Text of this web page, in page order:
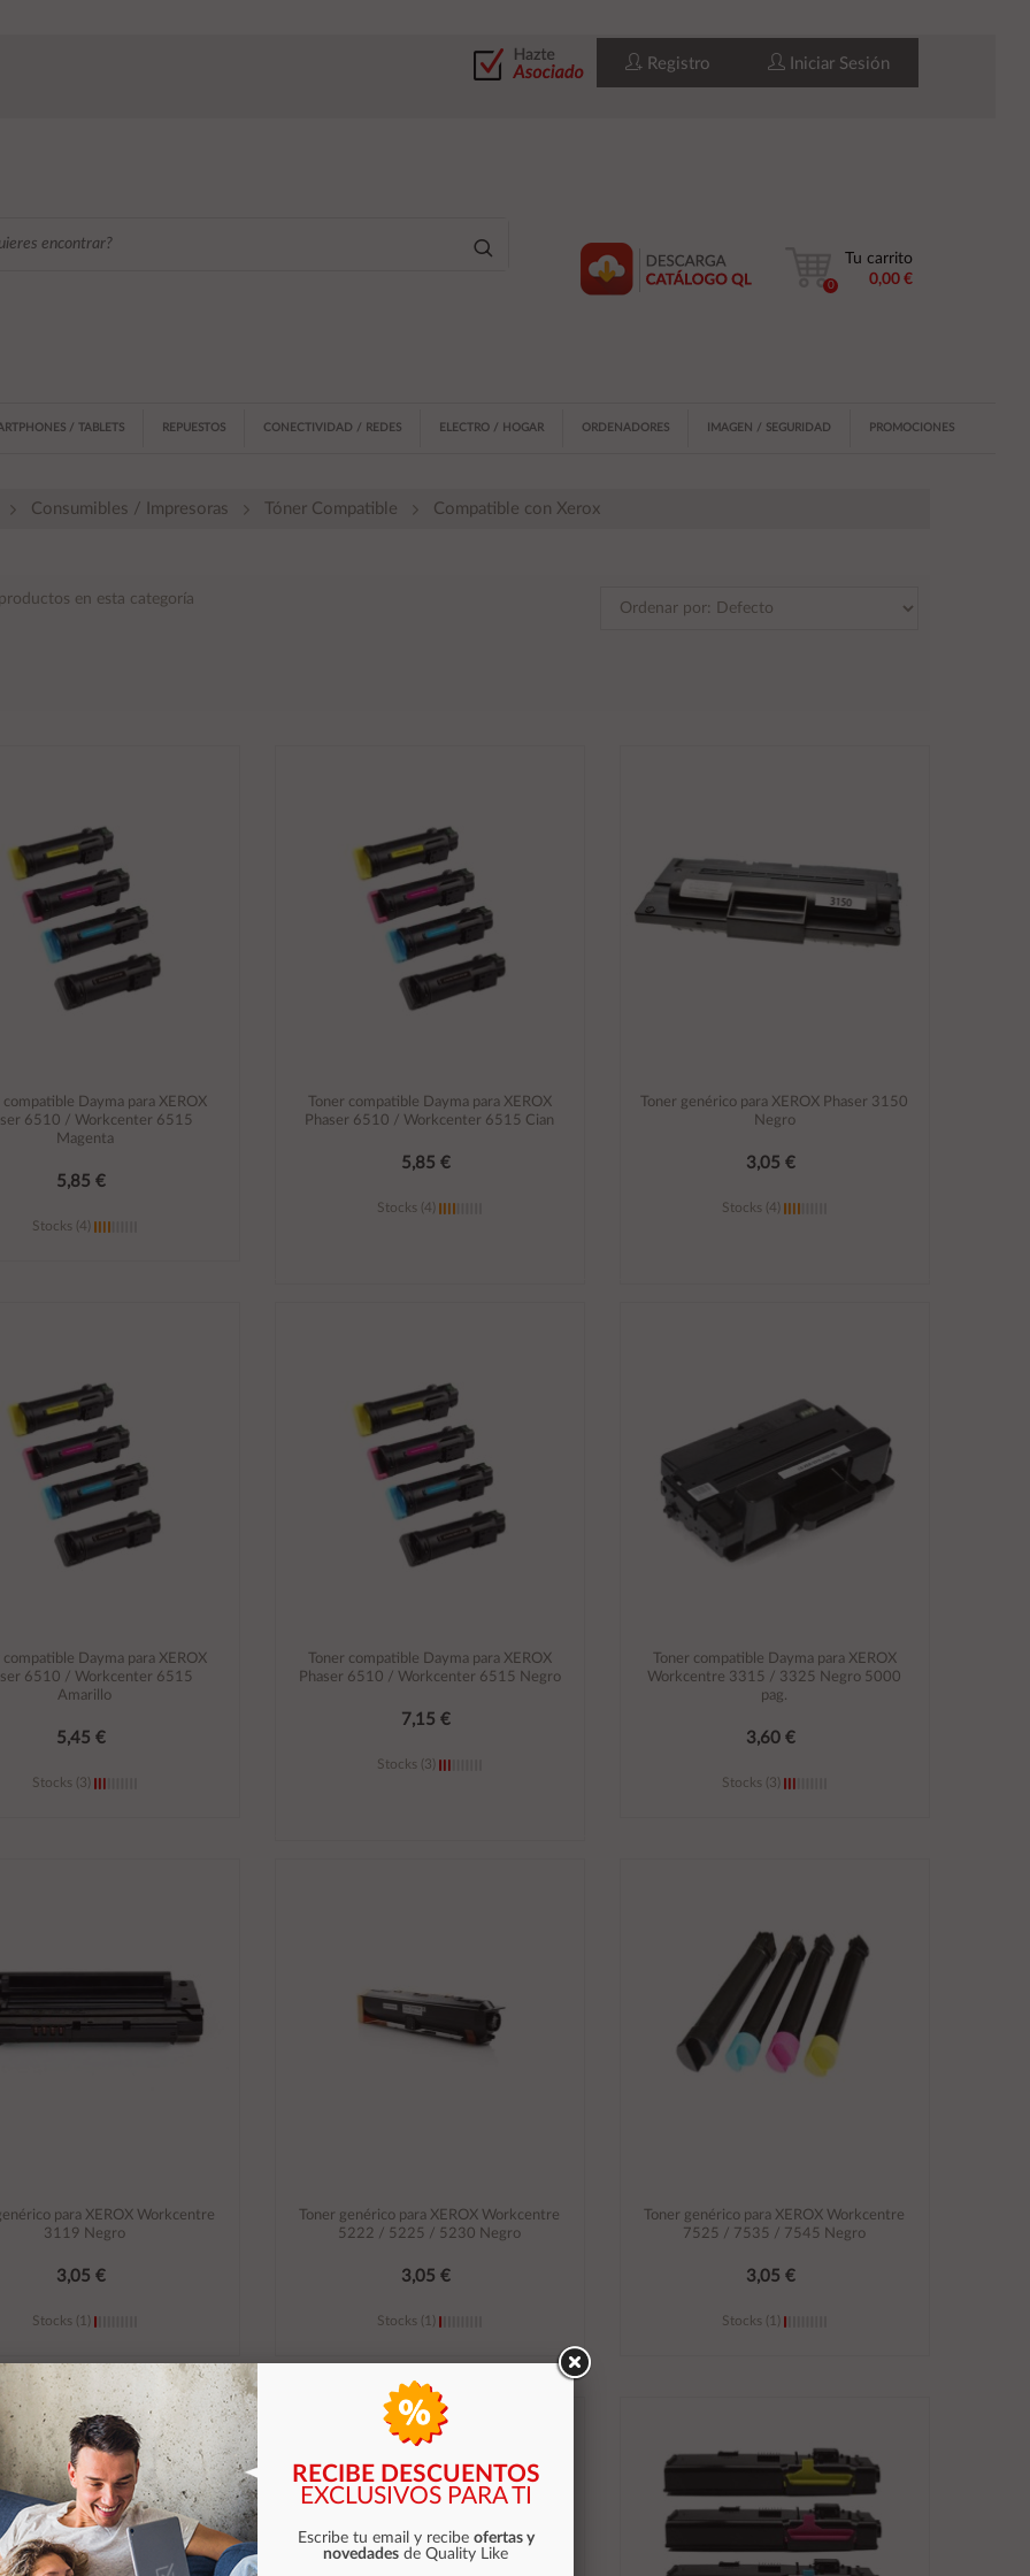
Registro Iniciar Sesión
Tu carrito
0,00 €
0
/ TABLETS REPUESTOS CONECTIVIDAD / REDES ELECTRO / HOGAR ORDENADORES IMAGEN / SEGURIDAD PROMOCIONES
Consumibles / Impresoras Tóner Compatible Compatible con Xerox
en esta categoría
compatible Dayma para XEROX
6510 / Workcenter 6515
Magenta
5,85 €
Stocks (4)
Toner compatible Dayma para XEROX
Phaser 6510 / Workcenter 6515 Cian
5,85 €
Stocks (4)
Toner genérico para XEROX Phaser 3150
Negro
3,05 €
Stocks (4)
compatible Dayma para XEROX
6510 / Workcenter 6515
Amarillo
5,45 €
Stocks (3)
Toner compatible Dayma para XEROX
Phaser 6510 / Workcenter 6515 Negro
7,15 €
Stocks (3)
Toner compatible Dayma para XEROX
Workcentre 3315 / 3325 Negro 5000
pag.
3,60 €
Stocks (3)
para XEROX Workcentre
3119 Negro
3,05 €
Stocks (1)
Añadir al carrito
Toner genérico para XEROX Workcentre
5222 / 5225 / 5230 Negro
3,05 €
Stocks (1)
Añadir al carrito
Toner genérico para XEROX Workcentre
7525 / 7535 / 7545 Negro
3,05 €
Stocks (1)
RECIBE DESCUENTOS
EXCLUSIVOS PARA TI
Escribe tu email y recibe ofertas y
novedades de Quality Like